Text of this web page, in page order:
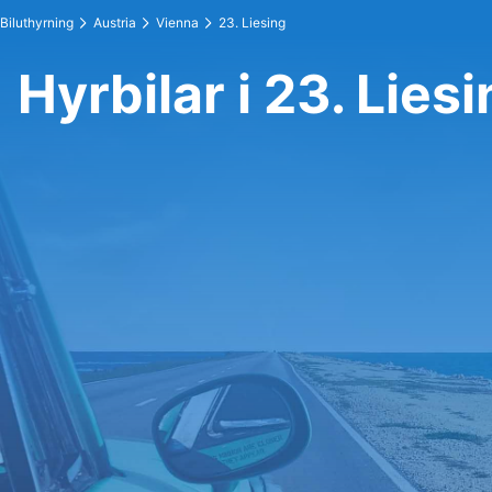
Biluthyrning Austria Vienna 23. Liesing
Hyrbilar i 23.